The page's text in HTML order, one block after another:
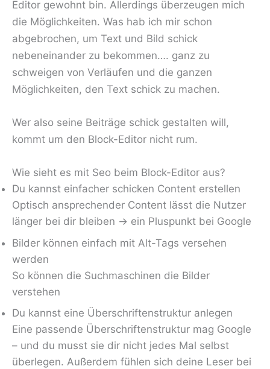
Editor gewohnt bin. Allerdings überzeugen mich
die Möglichkeiten. Was hab ich mir schon
abgebrochen, um Text und Bild schick
nebeneinander zu bekommen…. ganz zu
schweigen von Verläufen und die ganzen
Möglichkeiten, den Text schick zu machen.
Wer also seine Beiträge schick gestalten will,
kommt um den Block-Editor nicht rum.
Wie sieht es mit Seo beim Block-Editor aus?
Du kannst einfacher schicken Content erstellen
Optisch ansprechender Content lässt die Nutzer
länger bei dir bleiben -> ein Pluspunkt bei Google
Bilder können einfach mit Alt-Tags versehen
werden
So können die Suchmaschinen die Bilder
verstehen
Du kannst eine Überschriftenstruktur anlegen
Eine passende Überschriftenstruktur mag Google
– und du musst sie dir nicht jedes Mal selbst
überlegen. Außerdem fühlen sich deine Leser bei